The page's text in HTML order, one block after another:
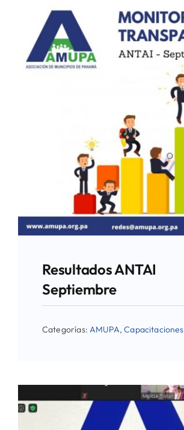
Resultados ANTAI
Septiembre
Categorías:AMUPA,Capacitaciones